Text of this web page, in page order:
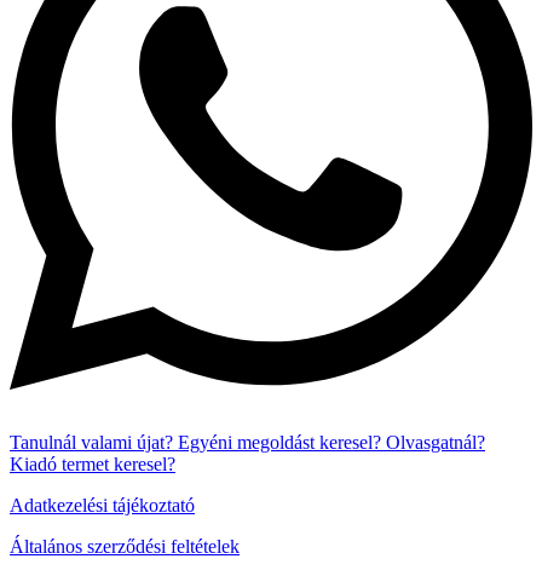
Tanulnál valami újat? Egyéni megoldást keresel? Olvasgatnál?
Kiadó termet keresel?
Adatkezelési tájékoztató
Általános szerződési feltételek